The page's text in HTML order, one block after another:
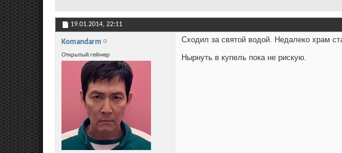
19.01.2014, 22:11
Komandarm
Открытый геймер
Сходил за святой водой. Недалеко храм
Нырнуть в купель пока не рискую.